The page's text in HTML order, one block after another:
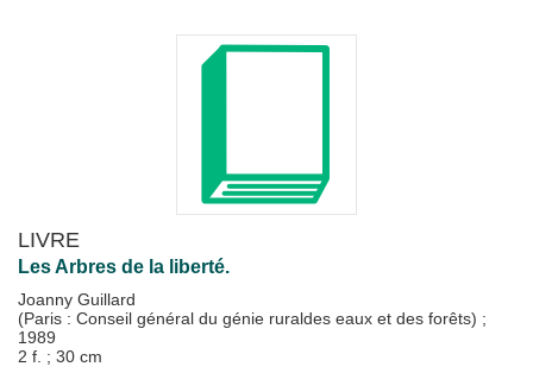
LIVRE
Les Arbres de la liberté.
Joanny Guillard
(Paris : Conseil général du génie ruraldes eaux et des forêts) ;
1989
2 f. ; 30 cm